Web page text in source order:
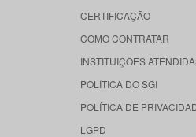
CERTIFICAÇÃO
COMO CONTRATAR
INSTITUIÇÕES
POLÍTICA DO SGI
POLÍTICA DE
LGPD